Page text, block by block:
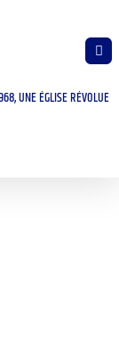
UNE ÉGLISE RÉVOLUE